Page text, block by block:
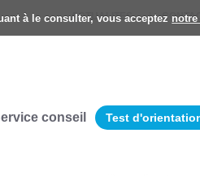
à le consulter, vous acceptez
ACTUALITES
conseil Test